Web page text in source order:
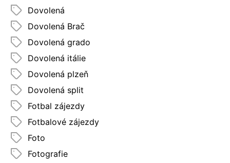
Dovolená
Dovolená Brač
Dovolená grado
Dovolená itálie
Dovolená plzeň
Dovolená split
Fotbal zájezdy
Fotbalové zájezdy
Foto
Fotografie